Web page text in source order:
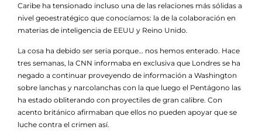
Caribe ha tensionado incluso una de las relaciones más sólidas a
nivel geoestratégico que conocíamos: la de la colaboración en
materias de inteligencia de EEUU y Reino Unido.
La cosa ha debido ser seria porque… nos hemos enterado. Hace
tres semanas, la CNN informaba en exclusiva que Londres se ha
negado a continuar proveyendo de información a Washington
sobre lanchas y narcolanchas con la que luego el Pentágono las
ha estado obliterando con proyectiles de gran calibre. Con
acento británico afirmaban que ellos no pueden apoyar que se
luche contra el crimen así.